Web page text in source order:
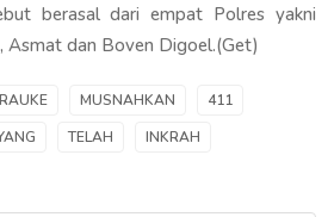
berasal dari empat Polres yakni
Asmat dan Boven Digoel.(Get)
MUSNAHKAN
411
TELAH INKRAH